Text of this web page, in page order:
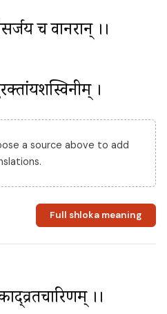
च वानरान् ।।
।
a source above to add
Full shloka meaning
।।